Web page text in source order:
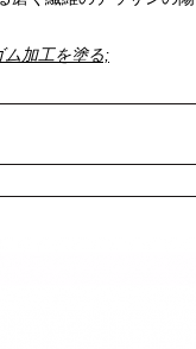
ム加工を塗る;